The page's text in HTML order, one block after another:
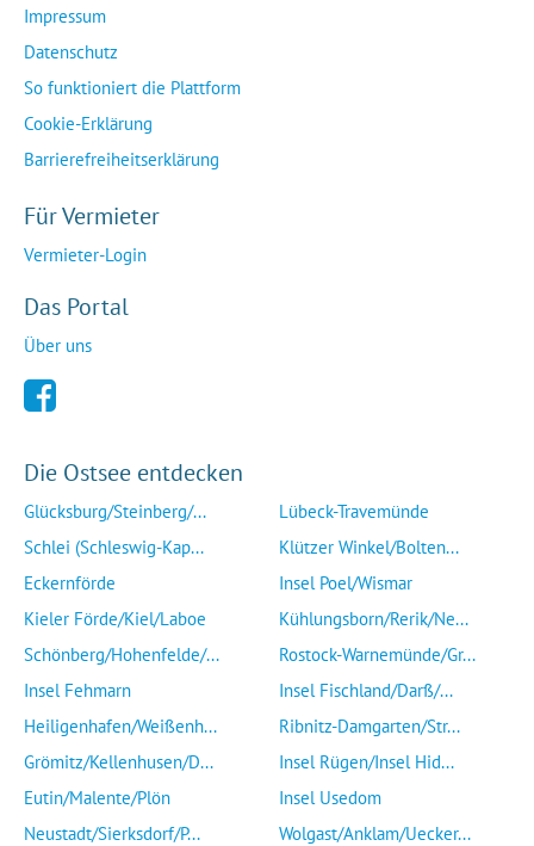
Impressum
Datenschutz
So funktioniert die Plattform
Cookie-Erklärung
Barrierefreiheitserklärung
Für Vermieter
Vermieter-Login
Das Portal
Über uns
Die Ostsee entdecken
Glücksburg/Steinberg/...
Schlei (Schleswig-Kap...
Eckernförde
Kieler Förde/Kiel/Laboe
Schönberg/Hohenfelde/...
Insel Fehmarn
Heiligenhafen/Weißenh...
Grömitz/Kellenhusen/D...
Eutin/Malente/Plön
Neustadt/Sierksdorf/P...
Lübeck-Travemünde
Klützer Winkel/Bolten...
Insel Poel/Wismar
Kühlungsborn/Rerik/Ne...
Rostock-Warnemünde/Gr...
Insel Fischland/Darß/...
Ribnitz-Damgarten/Str...
Insel Rügen/Insel Hid...
Insel Usedom
Wolgast/Anklam/Uecker...